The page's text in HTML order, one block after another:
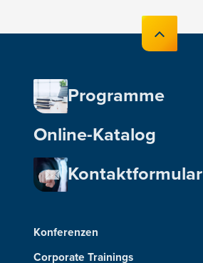
Programme
Online-Katalog
Kontaktformular
Konferenzen
Corporate Trainings